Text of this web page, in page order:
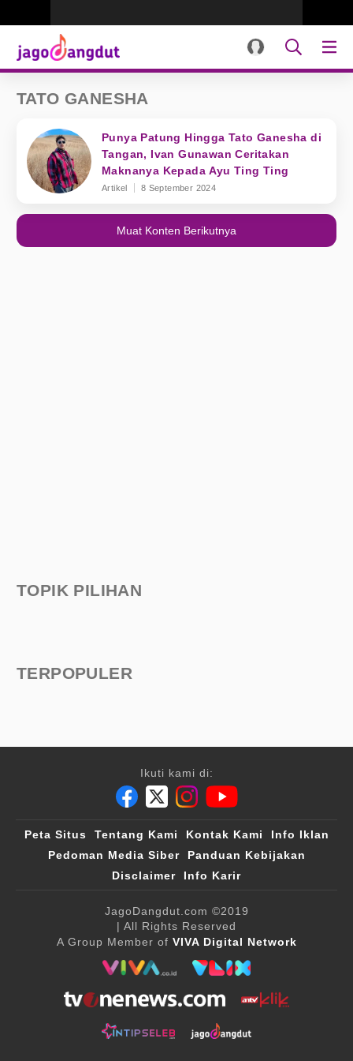
TATO GANESHA
Punya Patung Hingga Tato Ganesha di
Tangan, Ivan Gunawan Ceritakan
Maknanya Kepada Ayu Ting Ting
Artikel 8 September 2024
Muat Konten Berikutnya
TOPIK PILIHAN
TERPOPULER
Ikuti kami di:
Peta Situs Tentang Kami Kontak Kami
Info Iklan
Pedoman Media Siber
Panduan Kebijakan
Disclaimer
Info Karir
JagoDangdut.com ©2019
| All Rights Reserved
A Group Member of VIVA Digital Network